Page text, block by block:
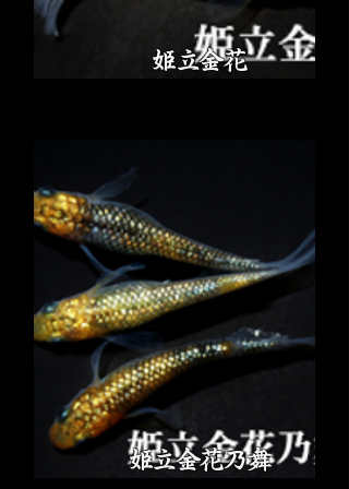
姫立金花
姫立金花乃舞